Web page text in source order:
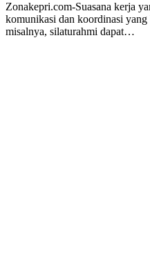
Zonakepri.com-Suasana kerja
komunikasi dan koordinasi
misalnya, silaturahmi dapat…